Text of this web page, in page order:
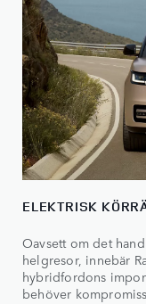
ELEKTRISK
Oavsett om det
helgresor, innebär
hybridfordons
behöver